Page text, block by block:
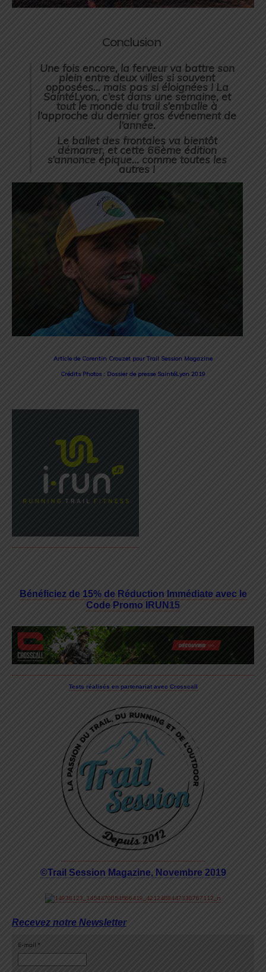
Conclusion
Une fois encore, la ferveur va battre son
plein entre deux villes si souvent
opposées… mais pas si éloignées ! La
SaintéLyon, c’est dans une semaine, et
tout le monde du trail s’emballe à
l’approche du dernier gros événement de
l’année.
Le ballet des frontales va bientôt
démarrer, et cette 66ème édition
s’annonce épique… comme toutes les
autres !
Article de Corentin Crouzet pour Trail Session Magazine
Crédits Photos : Dossier de presse SaintéLyon 2019
Bénéficiez de 15% de Réduction Immédiate avec le
Code Promo IRUN15
Tests réalisés en partenariat avec Crosscall
©Trail Session Magazine, Novembre 2019
Recevez notre Newsletter
E-mail *